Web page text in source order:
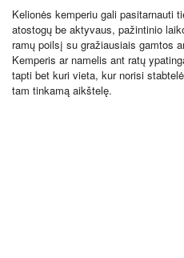
Kelionės kemperiu gali pasitarnauti
atostogų be aktyvaus, pažintinio
ramų poilsį su gražiausiais gamtos
Kemperis ar namelis ant ratų
tapti bet kuri vieta, kur norisi
tam tinkamą aikštelę.